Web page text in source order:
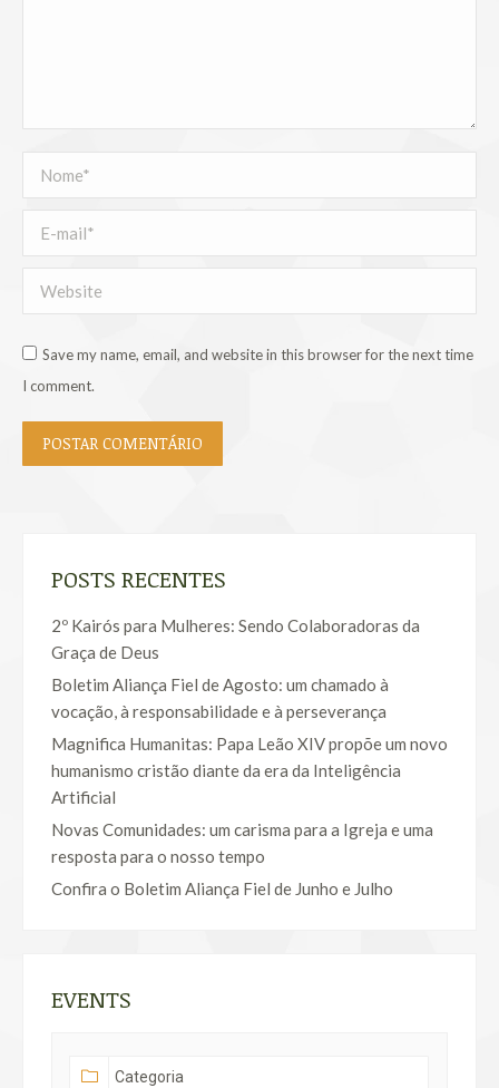
Nome *
E-mail *
Website
Save my name, email, and website in this browser for the next time
I comment.
POSTAR COMENTÁRIO
POSTS RECENTES
2º Kairós para Mulheres: Sendo Colaboradoras da
Graça de Deus
Boletim Aliança Fiel de Agosto: um chamado à
vocação, à responsabilidade e à perseverança
Magnifica Humanitas: Papa Leão XIV propõe um novo
humanismo cristão diante da era da Inteligência
Artificial
Novas Comunidades: um carisma para a Igreja e uma
resposta para o nosso tempo
Confira o Boletim Aliança Fiel de Junho e Julho
EVENTS